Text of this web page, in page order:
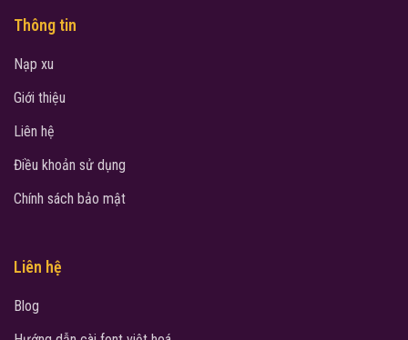
Thông tin
Nạp xu
Giới thiệu
Liên hệ
Điều khoản sử dụng
Chính sách bảo mật
Liên hệ
Blog